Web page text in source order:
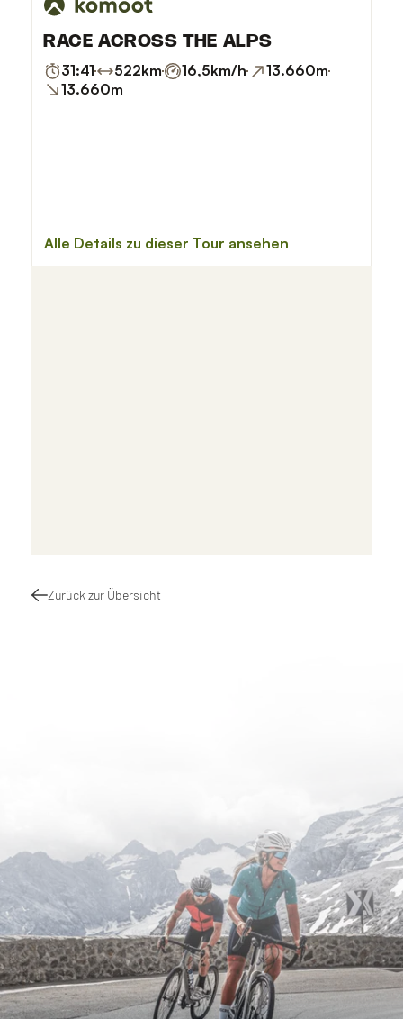
Zurück zur Übersicht